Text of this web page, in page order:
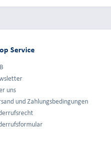
Service
uns
und Zahlungsbedingungen